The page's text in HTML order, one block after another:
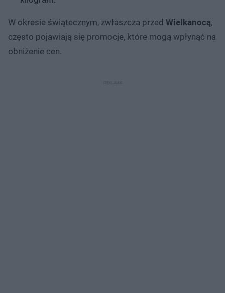
W okresie świątecznym, zwłaszcza przed Wielkanocą,
często pojawiają się promocje, które mogą wpłynąć na
obniżenie cen.